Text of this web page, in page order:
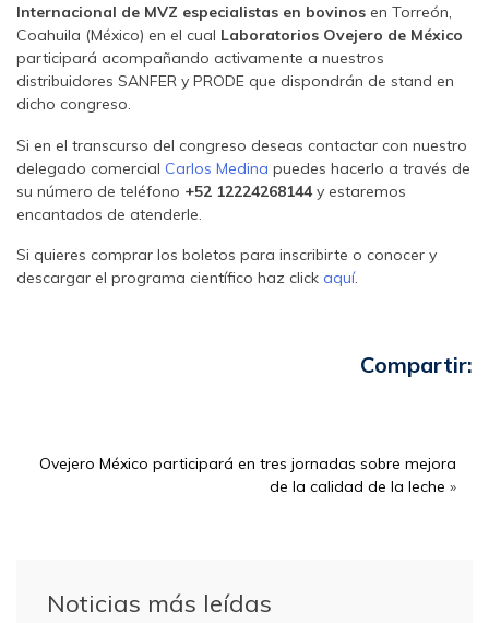
Internacional de MVZ especialistas en bovinos en Torreón,
Coahuila (México) en el cual Laboratorios Ovejero de México
participará acompañando activamente a nuestros
distribuidores SANFER y PRODE que dispondrán de stand en
dicho congreso.
Si en el transcurso del congreso deseas contactar con nuestro
delegado comercial Carlos Medina puedes hacerlo a través de
su número de teléfono +52 12224268144y estaremos
encantados de atenderle.
Si quieres comprar los boletos para inscribirte o conocer y
descargar el programa científico haz click aquí.
Compartir:
Ovejero México participará en tres jornadas sobre mejora
de la calidad de la leche »
Noticias más leídas